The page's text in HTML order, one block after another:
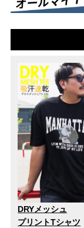
DRYメッシュ
プリントTシャツ